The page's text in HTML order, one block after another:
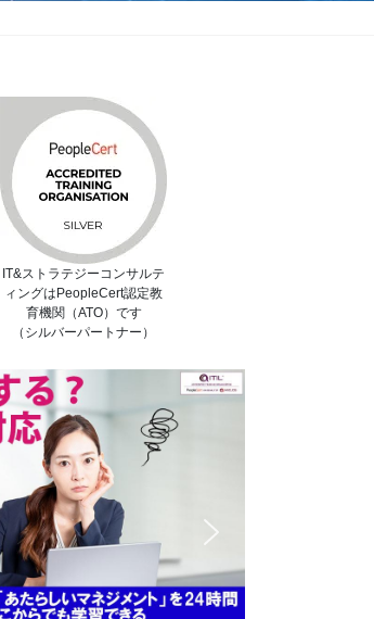
IT&ストラテジーコンサルテ
ィングはPeopleCert認定教
育機関（ATO）です
（シルバーパートナー）